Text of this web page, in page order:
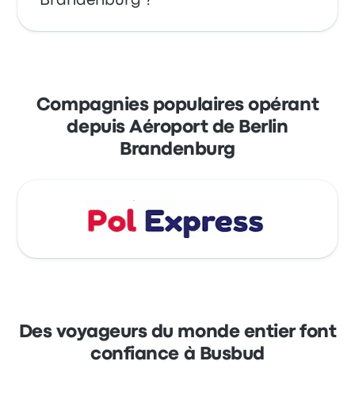
premier bus partant à 03:00. Le dernier bus
trajets par carte bleue (Mastercard, Visa,
Amex, etc.), ainsi que par Apple Pay et
Google Pay.
Compagnies populaires opérant
depuis Aéroport de Berlin
Brandenburg
Des voyageurs du monde entier font
confiance à Busbud